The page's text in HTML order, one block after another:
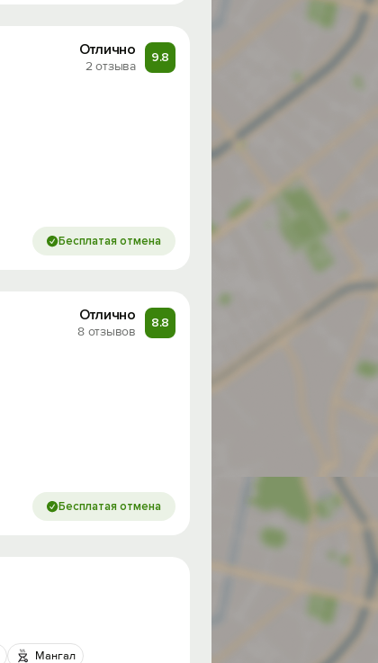
Отлично
2 отзыва
9.8
Бесплатая отмена
Отлично
8 отзывов
8.8
Бесплатая отмена
Мангал